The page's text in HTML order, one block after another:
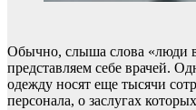
Обычно, слыша слова «люди
представляем себе врачей.
одежду носят еще тысячи
персонала, о заслугах